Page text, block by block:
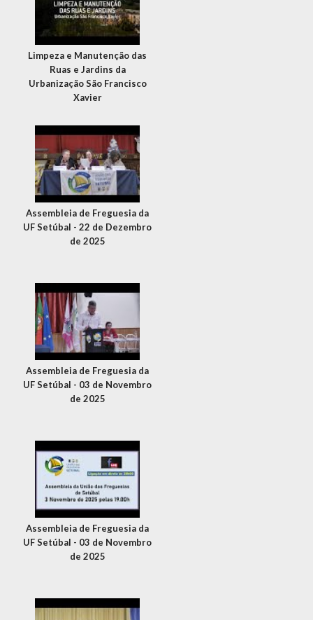
Limpeza e Manutenção das
Ruas e Jardins da
Urbanização São Francisco
Xavier
Assembleia de Freguesia da
UF Setúbal - 22 de Dezembro
de 2025
Assembleia de Freguesia da
UF Setúbal - 03 de Novembro
de 2025
Assembleia de Freguesia da
UF Setúbal - 03 de Novembro
de 2025